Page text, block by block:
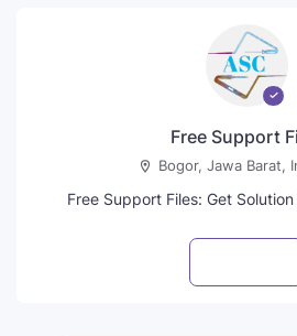
Free Support
Bogor, Jawa Barat,
Free Support Files: Get